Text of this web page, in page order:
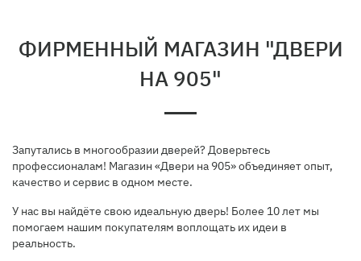
ФИРМЕННЫЙ МАГАЗИН "ДВЕРИ
НА 905"
Запутались в многообразии дверей? Доверьтесь
профессионалам! Магазин «Двери на 905» объединяет опыт,
качество и сервис в одном месте.
У нас вы найдёте свою идеальную дверь! Более 10 лет мы
помогаем нашим покупателям воплощать их идеи в
реальность.